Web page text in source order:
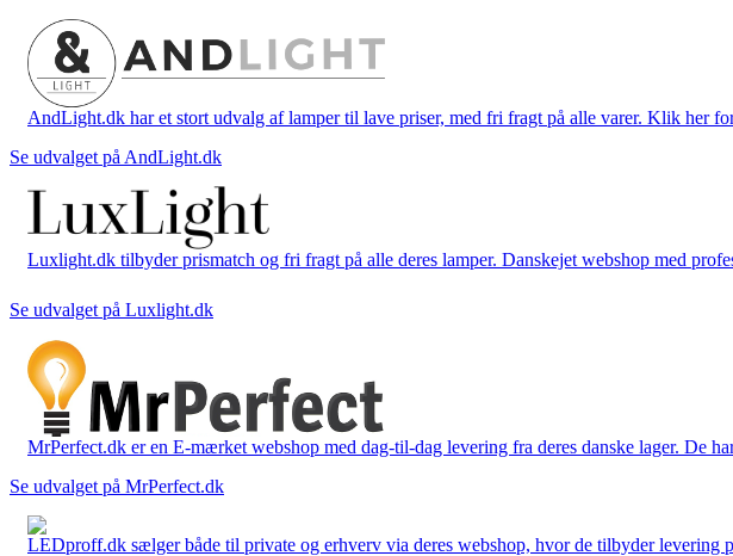
AndLight.dk har et stort udvalg af lamper til lave priser, med fri fragt på alle varer. Klik her
Se udvalget på AndLight.dk
Luxlight.dk tilbyder prismatch og fri fragt på alle deres lamper. Danskejet webshop med
Se udvalget på Luxlight.dk
MrPerfect.dk er en E-mærket webshop med dag-til-dag levering fra deres danske lager. De
Se udvalget på MrPerfect.dk
LEDproff.dk sælger både til private og erhverv via deres webshop, hvor de tilbyder levering